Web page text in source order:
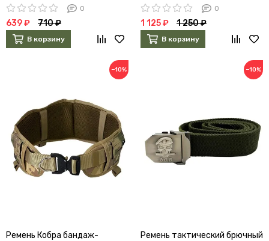
0
639 ₽ 710 ₽
В корзину
(мультикам)
0
1 125 ₽ 1 250 ₽
В корзину
−10%
Ремень Кобра бандаж-
−10%
Ремень тактический брючный